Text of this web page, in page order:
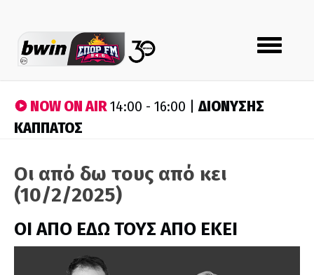
Toggle
navigation
NOW ON AIR14:00 - 16:00 |ΔΙΟΝΥΣΗΣ
ΚΑΠΠΑΤΟΣ
Οι από δω τους από κει
(10/2/2025)
ΟΙ ΑΠΟ ΕΔΩ ΤΟΥΣ ΑΠΟ ΕΚΕΙ